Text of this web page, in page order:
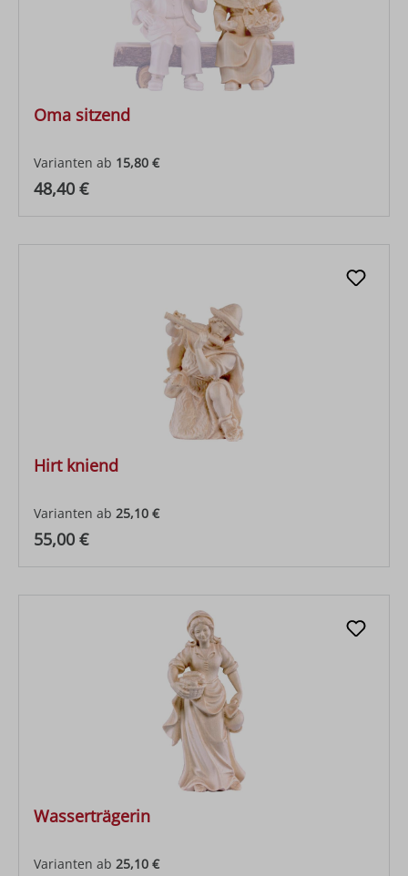
Oma sitzend
Varianten ab 15,80 €
Regulärer Preis:
48,40 €
Hirt kniend
Varianten ab 25,10 €
Regulärer Preis:
55,00 €
Wasserträgerin
Varianten ab 25,10 €